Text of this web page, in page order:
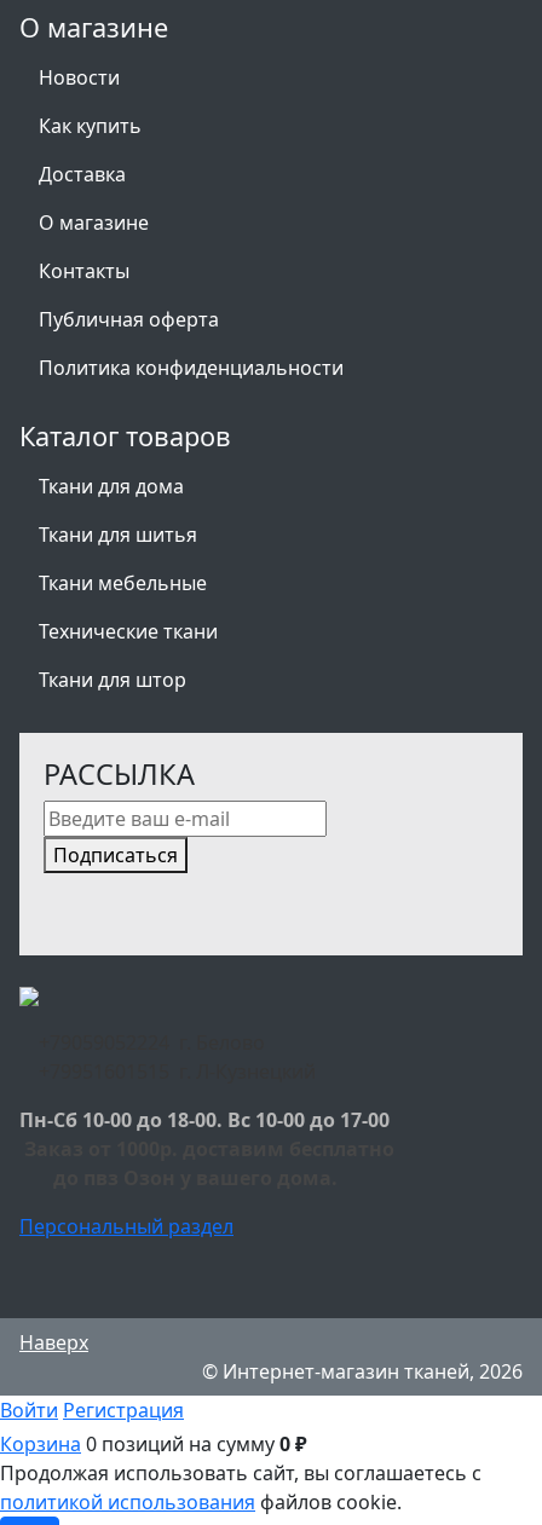
О магазине
Новости
Как купить
Доставка
О магазине
Контакты
Публичная оферта
Политика конфиденциальности
Каталог товаров
Ткани для дома
Ткани для шитья
Ткани мебельные
Технические ткани
Ткани для штор
РАССЫЛКА
Подписаться
Пн-Сб 10-00 до 18-00. Вс 10-00 до 17-00
Персональный раздел
Наверх
© Интернет-магазин тканей, 2026
Войти Регистрация
Корзина 0 позиций на сумму0 ₽
Продолжая использовать сайт, вы соглашаетесь с
политикой использования файлов cookie.